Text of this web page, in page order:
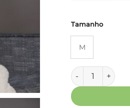
Tamanho
M
Camisola Curta